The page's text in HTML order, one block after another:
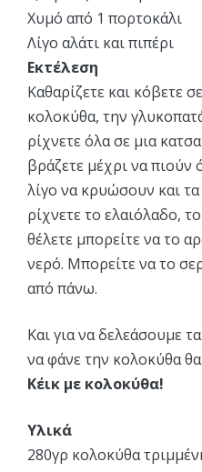
Χυμό από 1 πορτοκάλι
Λίγο αλάτι και πιπέρι
Εκτέλεση
Καθαρίζετε και κόβετε
κολοκύθα, την
ρίχνετε όλα σε μια
βράζετε μέχρι να πιούν
λίγο να κρυώσουν και τα
ρίχνετε το ελαιόλαδο,
θέλετε μπορείτε να το
νερό. Μπορείτε να το
από πάνω.
Και για να δελεάσουμε
να φάνε την κολοκύθα
Κέικ με κολοκύθα!
Υλικά
280γρ κολοκύθα